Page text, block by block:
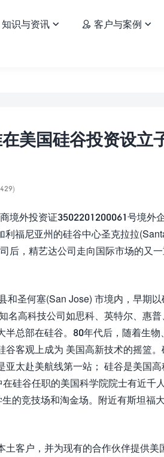
知识与资讯   客户与案例 
美国硅谷投资设立
境外投资证3502201200061号境外
福尼亚州的硅谷中心圣克拉拉
后，精艺达公司走向国际市场的又
和圣何塞(San Jose) 市境内，早期
名高科技公司如思科、英特尔、惠普
总部在硅谷。80年代后，随着生物
客观上成为 美国高新技术的摇篮
太赴美航线第一站； 硅谷是美国
硅谷任职的美国科学院院士有近千
的竞技场和淘金场。附近有斯坦福
客户，并为现有的合作伙伴提供美